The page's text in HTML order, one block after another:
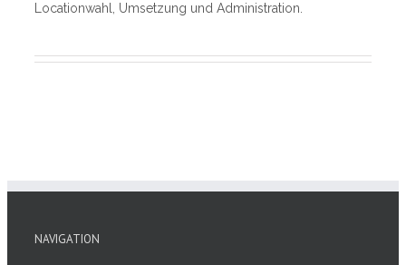
Locationwahl, Umsetzung und Administration.
NAVIGATION